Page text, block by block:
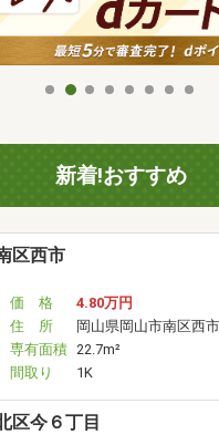
新着!おすすめ
区西市
価 格
4.80万円
住 所
岡山県岡山市南区西市
専有面積 22.7m²
間取り
1K
区今６丁目